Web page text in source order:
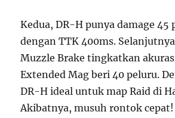
Kedua, DR-H punya damage 45
dengan TTK 400ms.
Muzzle Brake tingkatkan
Extended Mag beri 40 peluru.
DR-H ideal untuk map Raid di
Akibatnya, musuh rontok cepat!